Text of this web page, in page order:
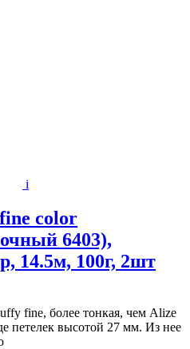
i
color
6403),
14.5м, 100г, 2шт
fine, более тонкая, чем Alize
петелек высотой 27 мм. Из нее